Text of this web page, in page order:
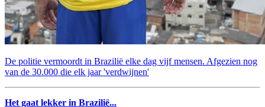
De politie vermoordt in Brazilië elke dag vijf mensen. Afgezien nog
van de 30.000 die elk jaar 'verdwijnen'
Het gaat lekker in Brazilië...